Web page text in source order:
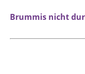
Brummis nicht